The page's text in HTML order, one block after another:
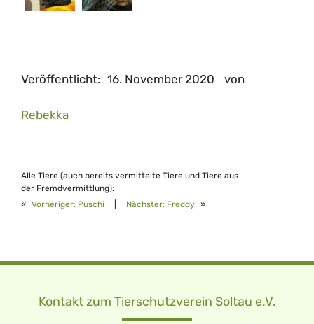
Veröffentlicht: 16. November 2020 von
Rebekka
Alle Tiere (auch bereits vermittelte Tiere und Tiere aus
der Fremdvermittlung):
« Vorheriger: Puschi Nächster: Freddy »
Kontakt zum Tierschutzverein Soltau e.V.